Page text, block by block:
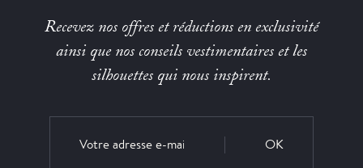
Recevez nos offres et réductions en exclusivité
ainsi que nos conseils vestimentaires et les
silhouettes qui nous inspirent.
OK